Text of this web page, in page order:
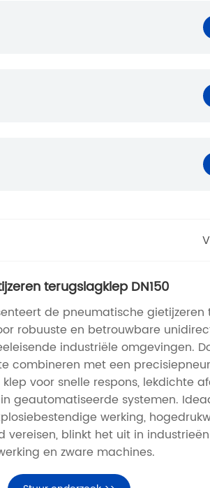
terugslagklep DN150
de pneumatische gietijzeren
robuuste en betrouwbare
industriële omgevingen.
combineren met een
voor snelle respons, lekdichte
geautomatiseerde systemen.
werking,
vereisen, blinkt het uit in
en zware machines.